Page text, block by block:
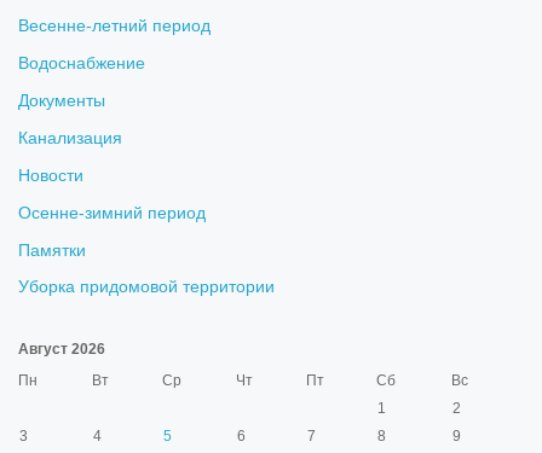
Весенне-летний период
Водоснабжение
Документы
Канализация
Новости
Осенне-зимний период
Памятки
Уборка придомовой территории
Август 2026
Пн
Вт Ср Чт Пт Сб
Вс
1
2
3
4 5 6 7 8
9